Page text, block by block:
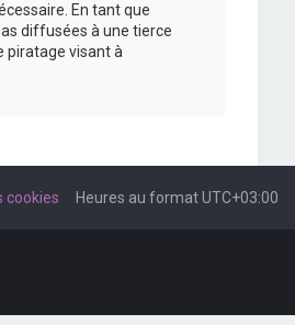
En tant que
diffusées à une tierce
piratage visant à
Heures au formatUTC+03:00
cookies